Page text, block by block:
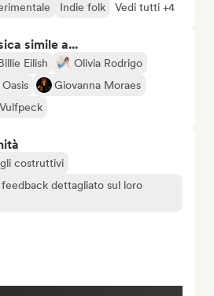
Indie folk Vedi tutti +4
simile a...
Eilish
Olivia Rodrigo
Oasis
Giovanna Moraes
Vulfpeck
costruttivi
dettagliato sul loro